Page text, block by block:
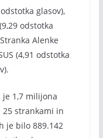
glasov),
odstotka
Alenke
(4,91 odstotka
1,7 milijona
strankami in
je bilo 889.142